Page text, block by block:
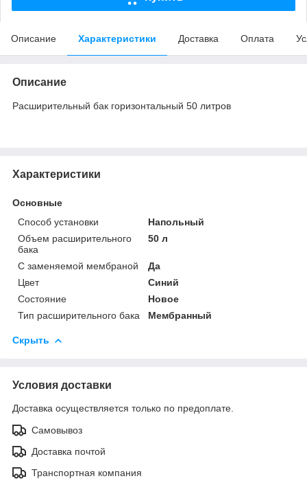
Описание Характеристики Доставка Оплата
Описание
Расширительный бак горизонтальный 50 литров
Характеристики
Основные
Способ установки
Напольный
Объем расширительного
бака
50 л
С заменяемой мембраной
Да
Цвет
Синий
Состояние
Новое
Тип расширительного бака
Мембранный
Скрыть
Условия доставки
Доставка осуществляется только по предоплате.
Самовывоз
Доставка почтой
Транспортная компания